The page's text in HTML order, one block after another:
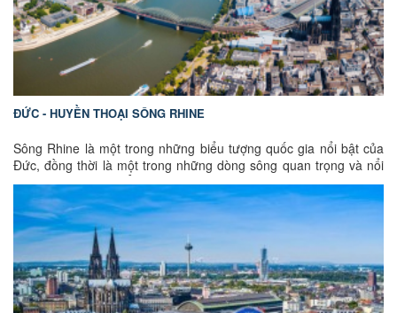
ĐỨC - HUYỀN THOẠI SÔNG RHINE
Sông Rhine là một trong những biểu tượng quốc gia nổi bật của
Đức, đồng thời là một trong những dòng sông quan trọng và nổi
tiếng nhất tại châu Âu. Không chỉ đơn thuần là dòng nước chảy
qua nhiều quốc gia, sông Rhine còn là linh hồn văn hóa của nước
Đức, nơi gắn liền với vô số huyền thoại, truyền thuyết và những
dấu ấn lịch sử phong phú kéo dài suốt hàng thế kỷ. Hãy cùng
GoEuGo Việt Namkhám phá sông Rhine – nơi từng dòng chảy,
từng lâu đài, từng khúc quanh hiền hòa đều kể lại câu chuyện của
một thời kỳ hoàng kim đã hình thành nên bản sắc nước Đức và
góp phần định hình nền văn minh Châu Âu.